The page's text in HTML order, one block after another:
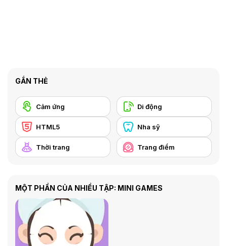
GẮN THẺ
Cảm ứng Di động
HTML5 Nha sỹ
Thời trang Trang điểm
MỘT PHẦN CỦA NHIỀU TẬP: MINI GAMES